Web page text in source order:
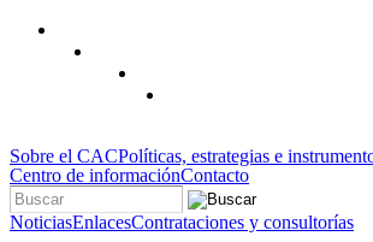
Pasar al contenido principal
Sobre el CACPolíticas, estrategias e
Centro de informaciónContacto
Formulario de búsqueda
Buscar
NoticiasEnlacesContrataciones y consultorías